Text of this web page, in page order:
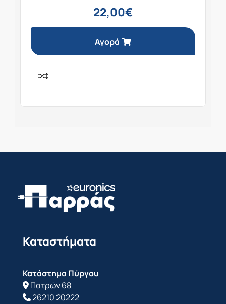
22,00€
Αγορά
Καταστήματα
Κατάστημα Πύργου
Πατρών 68
26210 20222